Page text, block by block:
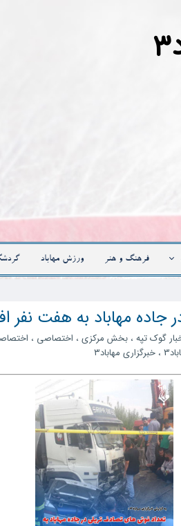
فرهنگ و هنر ورزش مهاباد
مهاباد به هفت نفر
گوک تپه ،بخش مرکزی ، اختصاصی ،
،خبرگزاری مهاباد۳